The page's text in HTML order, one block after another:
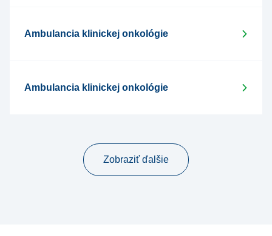
Ambulancia klinickej onkológie
Ambulancia klinickej onkológie
Zobraziť ďalšie